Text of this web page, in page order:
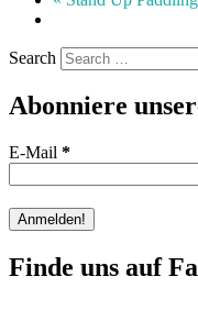
Search
Abonniere
E-Mail *
Finde uns auf